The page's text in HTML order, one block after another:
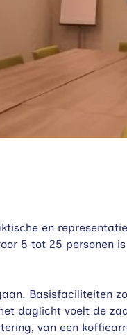
en
5 tot 25 personen
Basisfaciliteiten
daglicht voelt de
van een